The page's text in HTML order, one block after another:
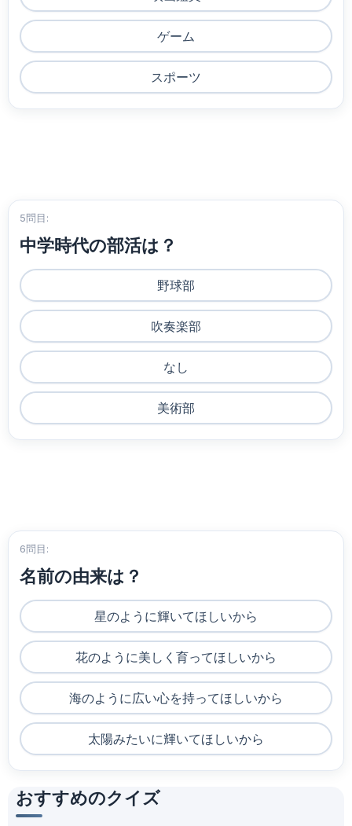
ゲーム
スポーツ
5問目:
中学時代の部活は？
野球部
吹奏楽部
なし
美術部
6問目:
名前の由来は？
星のように輝いてほしいから
花のように美しく育ってほしいから
海のように広い心を持ってほしいから
太陽みたいに輝いてほしいから
おすすめのクイズ